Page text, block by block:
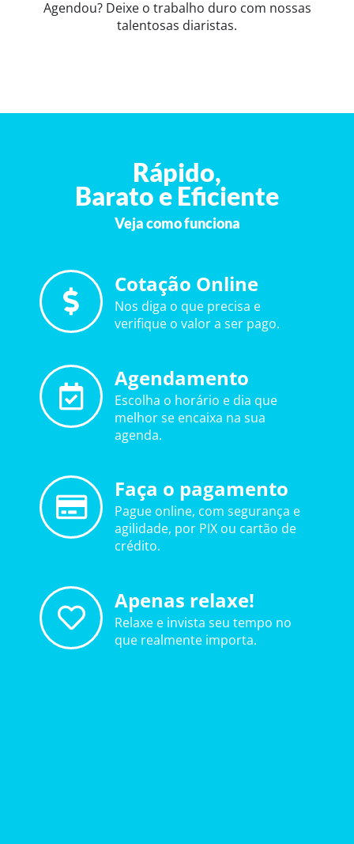
Agendou? Deixe o trabalho duro com nossas
talentosas diaristas.
Rápido,
Barato e Eficiente
Veja como funciona
Cotação Online
Nos diga o que precisa e
verifique o valor a ser pago.
Agendamento
Escolha o horário e dia que
melhor se encaixa na sua
agenda.
Faça o pagamento
Pague online, com segurança e
agilidade, por PIX ou cartão de
crédito.
Apenas relaxe!
Relaxe e invista seu tempo no
que realmente importa.